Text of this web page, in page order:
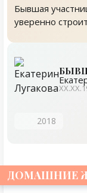
Бывшая
уверенно
2018
ДОМАШНИЕ